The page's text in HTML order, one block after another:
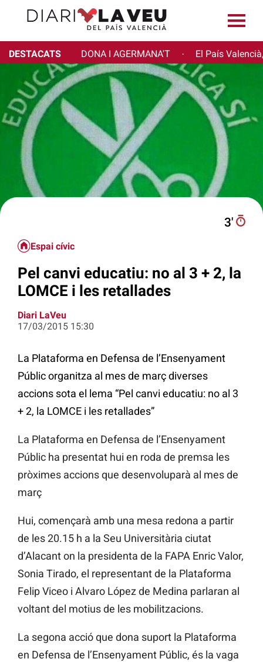
DESTACATS DONA I AGERMANA'T · El País
3′
Espai cívic
Pel canvi educatiu: no al 3 + 2, la
LOMCE i les retallades
Diari LaVeu
17/03/2015 15:30
La Plataforma en Defensa de l’Ensenyament
Públic organitza al mes de març diverses
accions sota el lema “Pel canvi educatiu: no al 3
+ 2, la LOMCE i les retallades”
La Plataforma en Defensa de l’Ensenyament
Públic ha presentat hui en roda de premsa les
pròximes accions que desenvoluparà al mes de
març
Hui, començarà amb una mesa redona a partir
de les 20.15 h a la Seu Universitària ciutat
d’Alacant on la presidenta de la FAPA Enric Valor,
Sonia Tirado, el representant de la Plataforma
Felip Viceo i Alvaro López de Medina parlaran al
voltant del motius de les mobilitzacions.
La segona acció que dona suport la Plataforma
en Defensa de l’Ensenyament Públic, és la vaga